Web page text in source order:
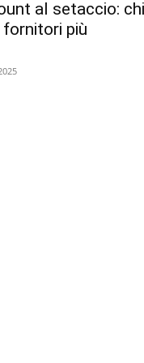
al setaccio: chi
fornitori più